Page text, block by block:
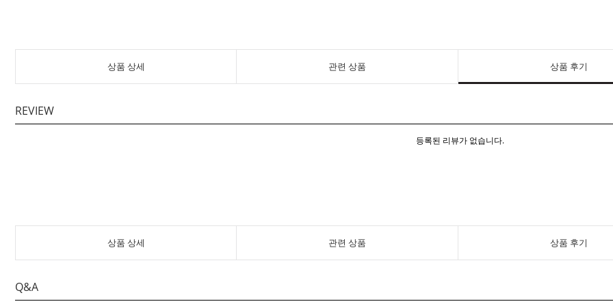
상품 상세 관련 상품 상품 후기
REVIEW
등록된 리뷰가 없습니다.
상품 상세 관련 상품 상품 후기
Q&A